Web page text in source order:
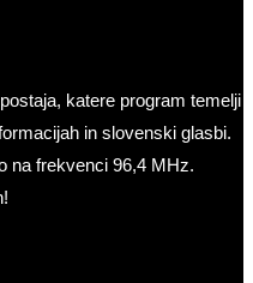
katere program temelji
in slovenski glasbi.
na frekvenci 96,4 MHz.